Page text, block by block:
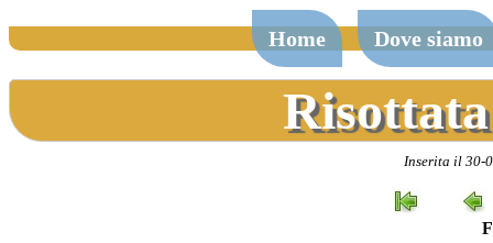
Home Dove siamo
Inserita il 30-